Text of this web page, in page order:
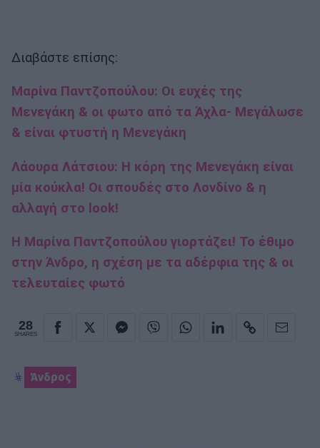
Διαβάστε επίσης:
Μαρίνα Παντζοπούλου: Οι ευχές της
Μενεγάκη & οι φωτο από τα Άχλα- Μεγάλωσε
& είναι φτυστή η Μενεγάκη
Λάουρα Λάτσιου: H κόρη της Μενεγάκη είναι
μία κούκλα! Οι σπουδές στο Λονδίνο & η
αλλαγή στο look!
Η Μαρίνα Παντζοπούλου γιορτάζει! Το έθιμο
στην Άνδρο, η σχέση με τα αδέρφια της & οι
τελευταίες φωτό
28
SHARES
Άνδρος